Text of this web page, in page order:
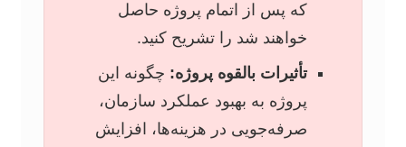
که پس از اتمام پروژه حاصل
خواهند شد را تشریح کنید.
تأثیرات بالقوه پروژه: چگونه این
پروژه به بهبود عملکرد سازمان،
صرفه‌جویی در هزینه‌ها، افزایش